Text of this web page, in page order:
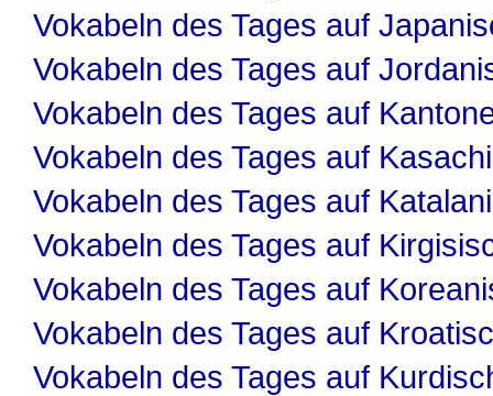
Vokabeln des Tages auf
Vokabeln des Tages auf
Vokabeln des Tages auf
Vokabeln des Tages auf
Vokabeln des Tages auf
Vokabeln des Tages auf
Vokabeln des Tages auf
Vokabeln des Tages auf
Vokabeln des Tages auf